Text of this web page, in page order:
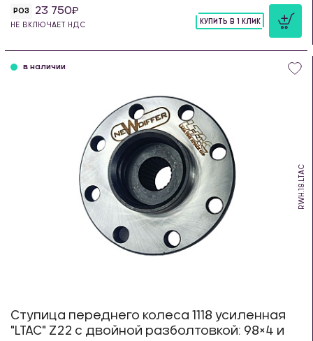
РОЗ 23 750
НЕ ВКЛЮЧАЕТ НДС
КУПИТЬ В 1 КЛИК
RWH.18.LTAC
в наличии
Ступица переднего колеса 1118 усиленная
"LTAC" Z22 с двойной разболтовкой: 98×4 и